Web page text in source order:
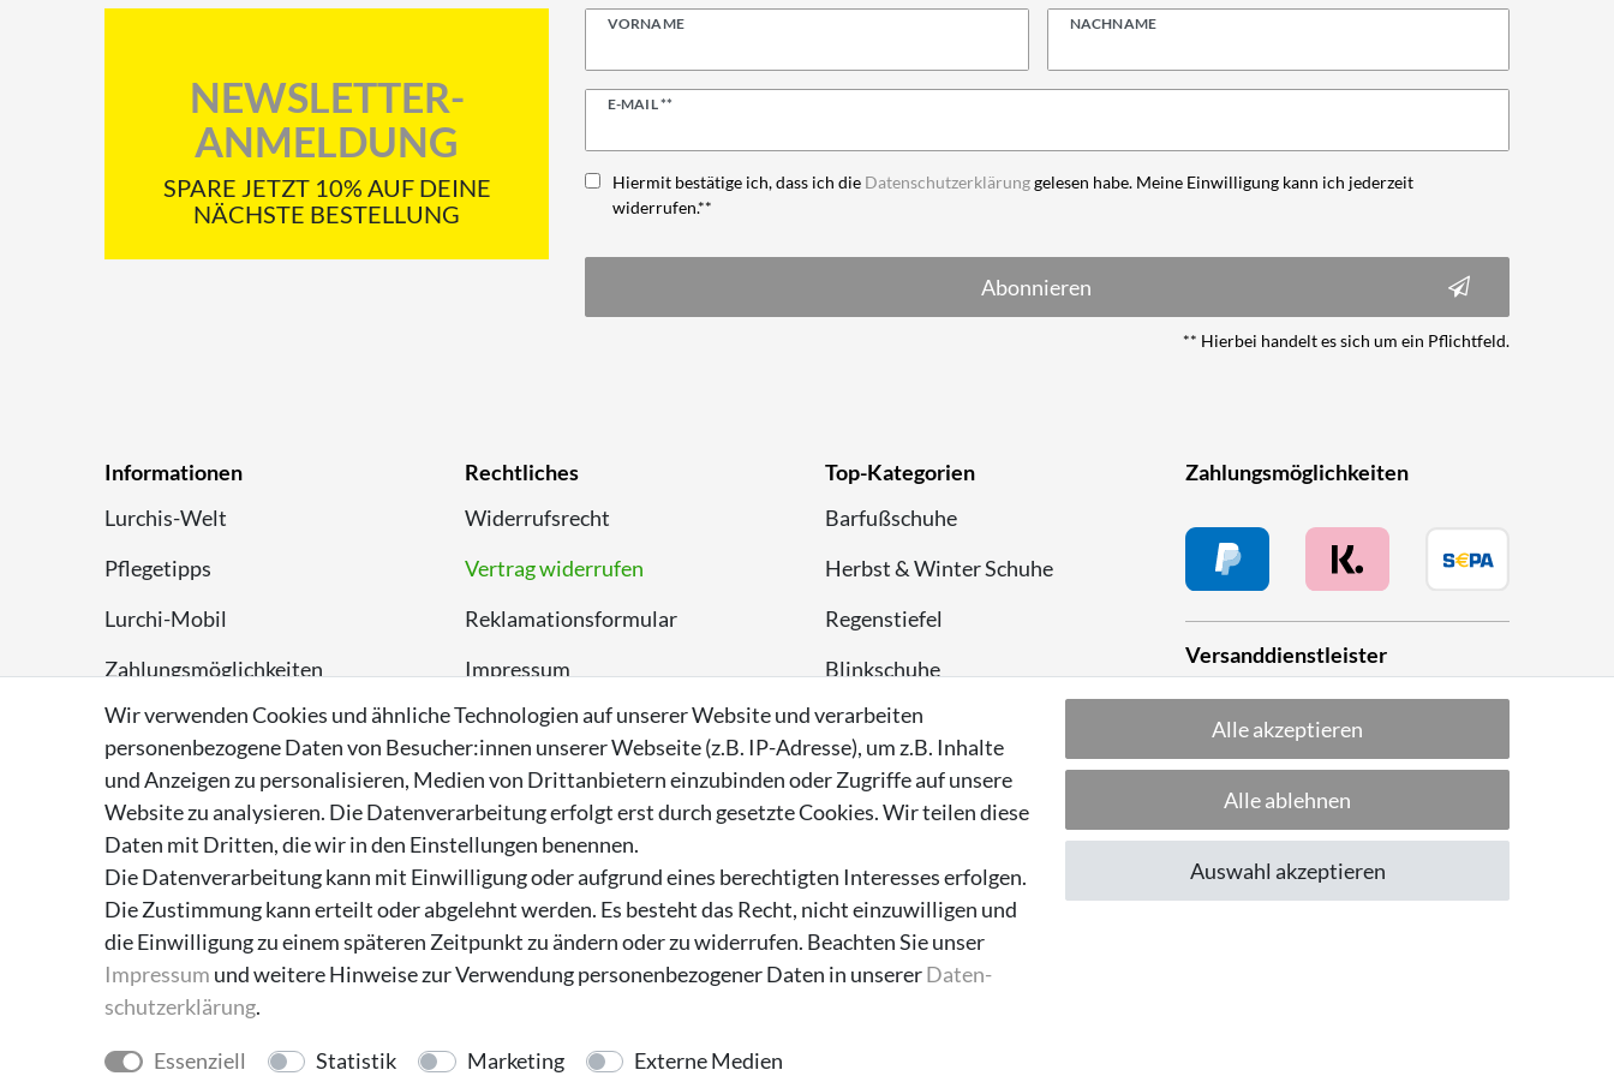
NEWSLETTER-
ANMELDUNG
SPARE JETZT 10% AUF DEINE
NÄCHSTE BESTELLUNG
VORNAME NACHNAME
E-MAIL **
Newsletter
Hiermit bestätige ich, dass ich die Daten­schutz­erklärunggelesen habe. Meine Einwilligung kann ich jederzeit
widerrufen.**
Abonnieren
** Hierbei handelt es sich um ein Pflichtfeld.
Informationen
Lurchis-Welt
Pflegetipps
Lurchi-Mobil
Zahlungsmöglichkeiten
Versand
Rückversand
Entsorgungshinweise
Über Supremo Shoes
Rechtliches
Widerrufsrecht
Vertrag widerrufen
Reklamationsformular
Impressum
Datenschutzerklärung
Top-Kategorien
Barfußschuhe
Herbst & Winter Schuhe
Regenstiefel
Blinkschuhe
Schnneestiefel
Wasserdichte Kinderschuhe
Sneaker
Lauflernschuhe
Zahlungsmöglichkeiten
Versanddienstleister
Folge uns!
Wir verwenden Cookies und ähnliche Technologien auf unserer Website und verarbeiten
personenbezogene Daten von Besucher:innen unserer Webseite (z.B. IP-Adresse), um z.B. Inhalte
und Anzeigen zu personalisieren, Medien von Drittanbietern einzubinden oder Zugriffe auf unsere
Website zu analysieren. Die Datenverarbeitung erfolgt erst durch gesetzte Cookies. Wir teilen diese
Daten mit Dritten, die wir in den Einstellungen benennen.
Die Datenverarbeitung kann mit Einwilligung oder aufgrund eines berechtigten Interesses erfolgen.
Die Zustimmung kann erteilt oder abgelehnt werden. Es besteht das Recht, nicht einzuwilligen und
die Einwilligung zu einem späteren Zeitpunkt zu ändern oder zu widerrufen. Beachten Sie unser
Impressum und weitere Hinweise zur Verwendung personenbezogener Daten in unsererDaten­
schutz­erklärung.
Essenziell Statistik Marketing Externe Medien
Alle akzeptieren
Alle ablehnen
Auswahl akzeptieren